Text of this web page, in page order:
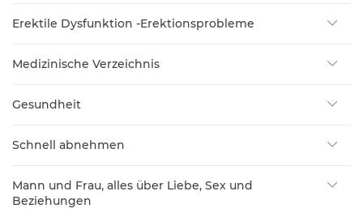
Erektile Dysfunktion -Erektionsprobleme
Medizinische Verzeichnis
Gesundheit
Schnell abnehmen
Mann und Frau, alles über Liebe, Sex und
Beziehungen